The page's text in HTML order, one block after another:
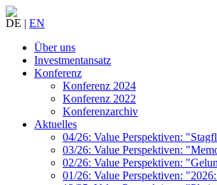
DE | EN
Über uns
Investmentansatz
Konferenz
Konferenz 2024
Konferenz 2022
Konferenzarchiv
Aktuelles
04/26: Value Perspektiven:
03/26: Value Perspektiven:
02/26: Value Perspektiven:
01/26: Value Perspektiven: